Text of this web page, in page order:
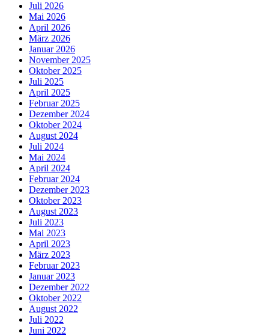
Juli 2026
Mai 2026
April 2026
März 2026
Januar 2026
November 2025
Oktober 2025
Juli 2025
April 2025
Februar 2025
Dezember 2024
Oktober 2024
August 2024
Juli 2024
Mai 2024
April 2024
Februar 2024
Dezember 2023
Oktober 2023
August 2023
Juli 2023
Mai 2023
April 2023
März 2023
Februar 2023
Januar 2023
Dezember 2022
Oktober 2022
August 2022
Juli 2022
Juni 2022